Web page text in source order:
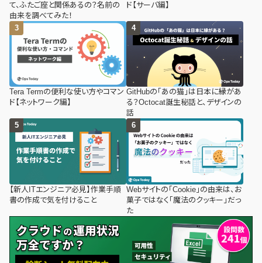
て、ふたご座と関係あるの？名前の
由来を調べてみた！
ド【サーバ編】
Tera Termの便利な使い方やコマン
ド【ネットワーク編】
GitHubの「あの猫」は日本に縁があ
る？Octocat誕生秘話と、デザインの
話
【新人ITエンジニア必見】作業手順
書の作成で気を付けること
Webサイトの「Cookie」の由来は、お
菓子ではなく「魔法のクッキー」だっ
た